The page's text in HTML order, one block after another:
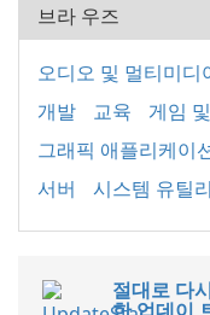
브라 우즈
오디오 및 멀티미디
개발
교육
게임
그래픽 애플리케이
서버
시스템 유틸
절대로 다